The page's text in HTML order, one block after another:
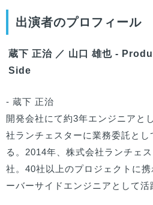
出演者のプロフィール
蔵下 正治 ／ 山口 雄也 -
Side
- 蔵下 正治
開発会社にて約3年エンジニアと
社ランチェスターに業務委託と
る。2014年、株式会社ランチェ
社。40社以上のプロジェクトに
ーバーサイドエンジニアとして活